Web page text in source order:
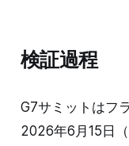
検証過程
G7サミットはフ
2026年6月15日